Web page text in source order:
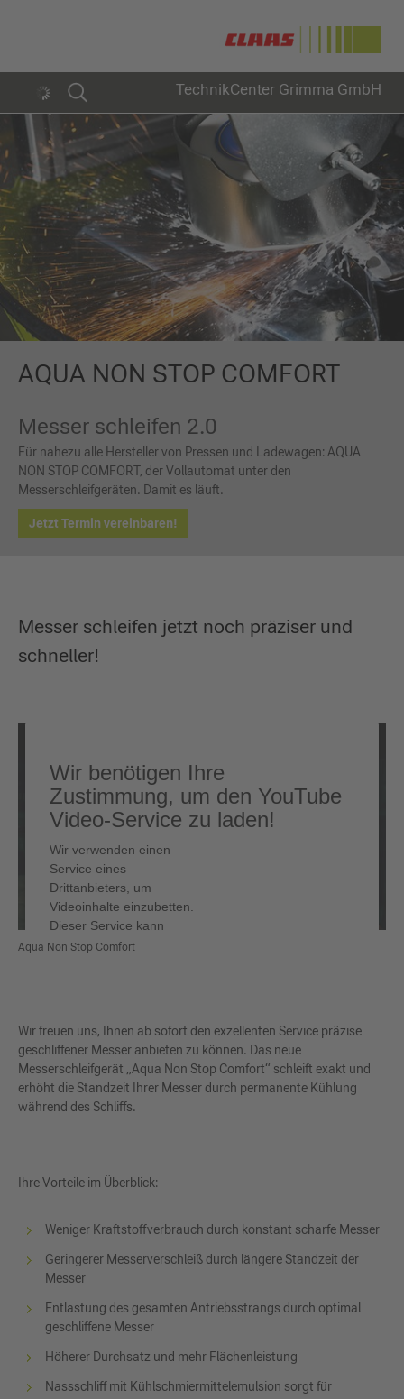
TechnikCenter Grimma GmbH
AQUA NON STOP COMFORT
Messer schleifen 2.0
Für nahezu alle Hersteller von Pressen und Ladewagen: AQUA
NON STOP COMFORT, der Vollautomat unter den
Messerschleifgeräten. Damit es läuft.
Jetzt Termin vereinbaren!
Messer schleifen jetzt noch präziser und
schneller!
Wir benötigen Ihre
Zustimmung, um den YouTube
Video-Service zu laden!
Wir verwenden einen
Service eines
Drittanbieters, um
Videoinhalte einzubetten.
Dieser Service kann
Daten zu Ihren Aktivitäten
dieses Video anzusehen.
Mehr Informationen
Aqua Non Stop Comfort
Wir freuen uns, Ihnen ab sofort den exzellenten Service präzise
geschliffener Messer anbieten zu können. Das neue
Messerschleifgerät „Aqua Non Stop Comfort“ schleift exakt und
erhöht die Standzeit Ihrer Messer durch permanente Kühlung
während des Schliffs.
Ihre Vorteile im Überblick:
Weniger Kraftstoffverbrauch durch konstant scharfe Messer
Geringerer Messerverschleiß durch längere Standzeit der
Messer
Entlastung des gesamten Antriebsstrangs durch optimal
geschliffene Messer
Höherer Durchsatz und mehr Flächenleistung
Nassschliff mit Kühlschmiermittelemulsion sorgt für